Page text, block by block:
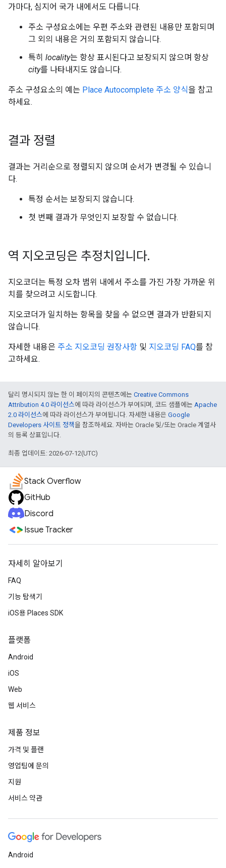
가마다, 심지어 국가 내에서도 다릅니다.
주소 구성요소에는 우편 주소와 관련된 내용만 포함되며
그 외의 내용은 거의 포함되지 않습니다.
특히 locality는 항상 표시된다고 보장되지 않으며 항상
city를 나타내지도 않습니다.
주소 구성요소의 예는 Place Autocomplete 주소 양식을 참고
하세요.
결과 정렬
결과는 거리순으로 정렬되지 않으며 순서가 변경될 수 있습니
다.
특정 순서는 보장되지 않습니다.
첫 번째 결과가 무엇인지 보장할 수 없습니다.
역 지오코딩은 추정치입니다.
지오코더는 특정 오차 범위 내에서 주소를 가진 가장 가까운 위
치를 찾으려고 시도합니다.
지오코더가 일치하는 항목을 찾을 수 없으면 결과가 반환되지
않습니다.
자세한 내용은 주소 지오코딩 권장사항 및 지오코딩 FAQ를 참
고하세요.
달리 명시되지 않는 한 이 페이지의 콘텐츠에는 Creative Commons
Attribution 4.0 라이선스에 따라 라이선스가 부여되며, 코드 샘플에는 Apache
2.0 라이선스에 따라 라이선스가 부여됩니다. 자세한 내용은 Google
Developers 사이트 정책을 참조하세요. 자바는 Oracle 및/또는 Oracle 계열사
의 등록 상표입니다.
최종 업데이트: 2026-07-12(UTC)
Stack Overflow
GitHub
Discord
Issue Tracker
자세히 알아보기
FAQ
기능 탐색기
iOS용 Places SDK
플랫폼
Android
iOS
Web
웹 서비스
제품 정보
가격 및 플랜
영업팀에 문의
지원
서비스 약관
Android